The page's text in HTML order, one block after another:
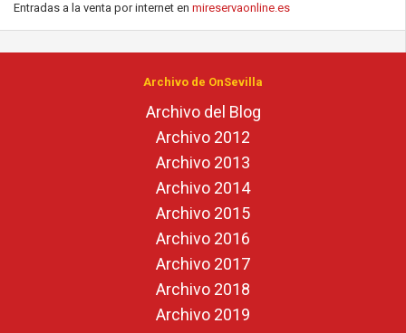
Entradas a la venta por internet en mireservaonline.es
Archivo de OnSevilla
Archivo del Blog
Archivo 2012
Archivo 2013
Archivo 2014
Archivo 2015
Archivo 2016
Archivo 2017
Archivo 2018
Archivo 2019